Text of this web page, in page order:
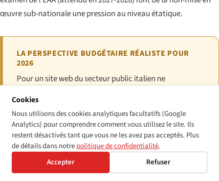
œuvre sub-nationale une pression au niveau étatique.
LA PERSPECTIVE BUDGÉTAIRE RÉALISTE POUR
2026
Pour un site web du secteur public italien ne
l'exposition type est une injonction corrective assortie
d'une amende dans la fourchette500 €-5 000 €. Pour
un manquement EAA dans le secteur privé, c'est une
correction assortie d'une amende dans la fourchette
000 €-25 000 €, le niveau très grave atteignant le
plafond de 40 000 € par infractionpour les
Cookies
Nous utilisons des cookies analytiques facultatifs (Google
Analytics) pour comprendre comment vous utilisez le site. Ils
restent désactivés tant que vous ne les avez pas acceptés. Plus
de détails dans notrepolitique de confidentialité.
Accepter
Refuser